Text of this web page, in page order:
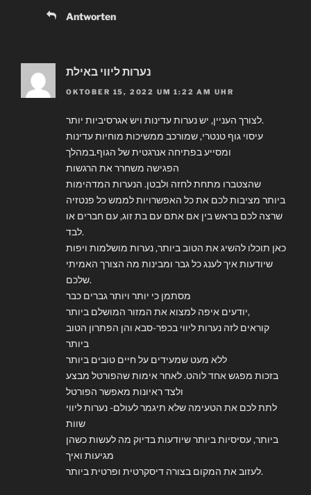
Antworten
נערות ליווי באילת
OKTOBER 15, 2022 UM 1:22 AM UHR
לצורך העניין, יש נערות עדינות ויש אגרסיביות יותר.
עיסוי גוף טנטרי, שמורכב ממשיכות מוחיות עדינות
ומסייע בפתיחה אנרגטית של הגוף.במהלך
הפגישה משחרר את הרגשות
שהצטברו מתחת לחזה ולבטן. הנערות המדהימות
ביותר מציבות לכם את כל האפשרויות לממש כל פנטזיה
שרצה לכם בראש בין אם אתם עם בת זוג, עם חברים או
לבד.
כאן תוכלו להשיג את הטוב ביותר, נערות מושלמות ויפות
שיודעות איך לענג כל גבר ומבינות מה הצורך האמיתי
שלכם.
מסתמן כי יותר ויותר גברים כבר
יודעים איפה למצוא את המזור המושלם ביותר,
קוראים לזה נערות ליווי בכפר-סבא והן הפתרון הטוב
ביותר
ללא מעט שמעידים על חיים טובים ביותר
בזכות מפגש אחד לוהט. לאחר אימות שהפורטל מבצע
ולצד ראיונות מאפשר הפורטל
לתת לכם את הטעימה שלא תיגמר לעולם- נערות ליווי
שוות
ביותר, עסיסיות ביותר שיודעות בדיוק מה לעשות כשהן
מגיעות ואיך
לעזוב את המקום בצורה דיסקרטית ופרטית ביותר.